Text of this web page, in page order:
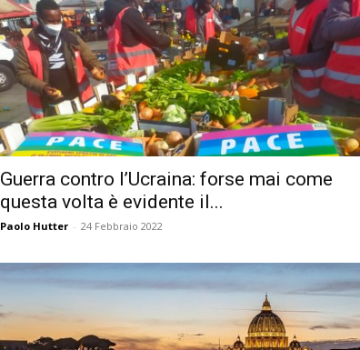
Guerra contro l’Ucraina: forse mai come
questa volta è evidente il...
Paolo Hutter - 24 Febbraio 2022